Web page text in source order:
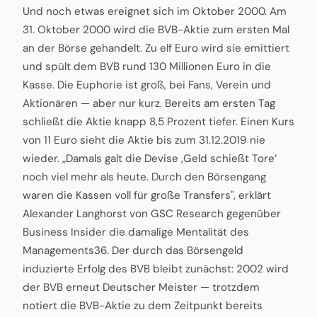
Und noch etwas ereignet sich im Oktober 2000. Am
31. Oktober 2000 wird die BVB-Aktie zum ersten Mal
an der Börse gehandelt. Zu elf Euro wird sie emittiert
und spült dem BVB rund 130 Millionen Euro in die
Kasse. Die Euphorie ist groß, bei Fans, Verein und
Aktionären — aber nur kurz. Bereits am ersten Tag
schließt die Aktie knapp 8,5 Prozent tiefer. Einen Kurs
von 11 Euro sieht die Aktie bis zum 31.12.2019 nie
wieder. „Damals galt die Devise ‚Geld schießt Tore‘
noch viel mehr als heute. Durch den Börsengang
waren die Kassen voll für große Transfers", erklärt
Alexander Langhorst von GSC Research gegenüber
Business Insider die damalige Mentalität des
Managements36. Der durch das Börsengeld
induzierte Erfolg des BVB bleibt zunächst: 2002 wird
der BVB erneut Deutscher Meister — trotzdem
notiert die BVB-Aktie zu dem Zeitpunkt bereits